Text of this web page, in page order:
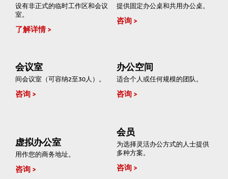
设有非正式的临时工作区和会议
室。
了解详情
提供固定办公桌和共用办公桌。
咨询
会议室
间会议室（可容纳2至30人）。
咨询
办公空间
适合个人或任何规模的团队。
咨询
虚拟办公室
用作您的商务地址。
咨询
会员
为选择灵活办公方式的人士提供
多种方案。
咨询